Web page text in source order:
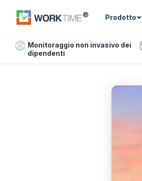
Prodotto
Monitoraggio non invasivo dei
dipendenti